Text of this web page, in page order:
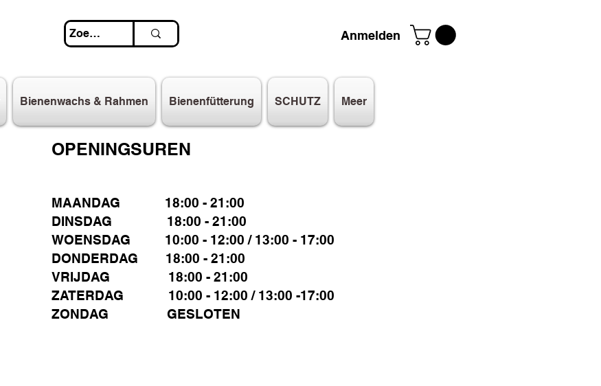
Anmelden
Bienenwachs & Rahmen Bienenfütterung SCHUTZ Meer
OPENINGSUREN
MAANDAG 18:00 - 21:00
DINSDAG 18:00 - 21:00
WOENSDAG 10:00 - 12:00 / 13:00 - 17:00
DONDERDAG 18:00 - 21:00
VRIJDAG 18:00 - 21:00
ZATERDAG 10:00 - 12:00 / 13:00 -17:00
ZONDAG GESLOTEN